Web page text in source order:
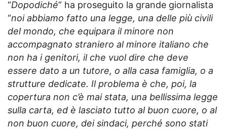
“Dopodiché” ha proseguito la grande giornalista
“noi abbiamo fatto una legge, una delle più civili
del mondo, che equipara il minore non
accompagnato straniero al minore italiano che
non ha i genitori, il che vuol dire che deve
essere dato a un tutore, o alla casa famiglia, o a
strutture dedicate. Il problema è che, poi, la
copertura non c’è mai stata, una bellissima legge
sulla carta, ed è lasciato tutto al buon cuore, o al
non buon cuore, dei sindaci, perché sono stati